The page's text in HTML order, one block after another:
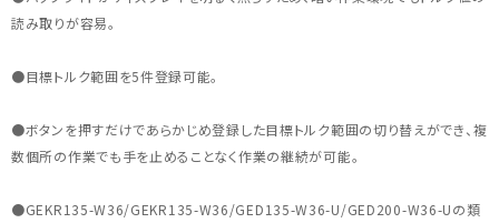
読み取りが容易。
●目標トルク範囲を5件登録可能。
●ボタンを押すだけであらかじめ登録した目標トルク範囲の切り替えができ、複
数個所の作業でも手を止めることなく作業の継続が可能。
●GEKR135-W36/GEKR135-W36/GED135-W36-U/GED200-W36-Uの類